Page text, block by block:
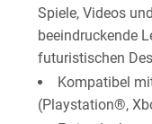
Spiele, Videos
beeindruckende
futuristischen
Kompatibel
(Playstation®,